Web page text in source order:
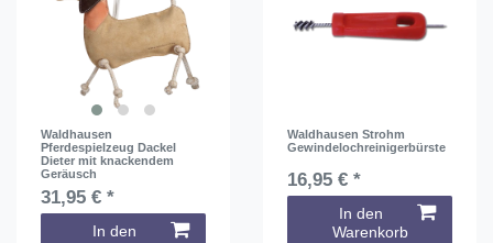
Waldhausen
Pferdespielzeug Dackel
Dieter mit knackendem
Geräusch
31,95 € *
In den
Waldhausen Strohm
Gewindelochreinigerbürste
16,95 € *
In den
Warenkorb